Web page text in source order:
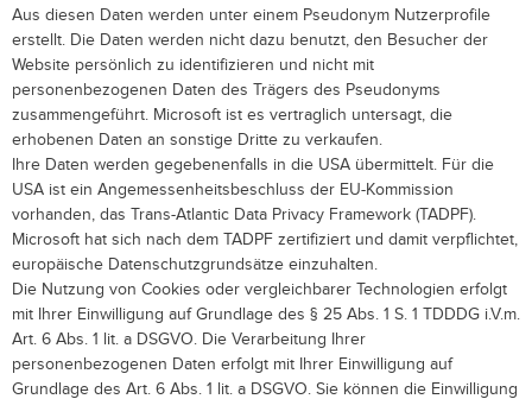
Aus diesen Daten werden unter einem Pseudonym Nutzerprofile
erstellt. Die Daten werden nicht dazu benutzt, den Besucher der
Website persönlich zu identifizieren und nicht mit
personenbezogenen Daten des Trägers des Pseudonyms
zusammengeführt. Microsoft ist es vertraglich untersagt, die
erhobenen Daten an sonstige Dritte zu verkaufen.
Ihre Daten werden gegebenenfalls in die USA übermittelt. Für die
USA ist ein Angemessenheitsbeschluss der EU-Kommission
vorhanden, das Trans-Atlantic Data Privacy Framework (TADPF).
Microsoft hat sich nach dem TADPF zertifiziert und damit verpflichtet,
europäische Datenschutzgrundsätze einzuhalten.
Die Nutzung von Cookies oder vergleichbarer Technologien erfolgt
mit Ihrer Einwilligung auf Grundlage des § 25 Abs. 1 S. 1 TDDDG i.V.m.
Art. 6 Abs. 1 lit. a DSGVO. Die Verarbeitung Ihrer
personenbezogenen Daten erfolgt mit Ihrer Einwilligung auf
Grundlage des Art. 6 Abs. 1 lit. a DSGVO. Sie können die Einwilligung